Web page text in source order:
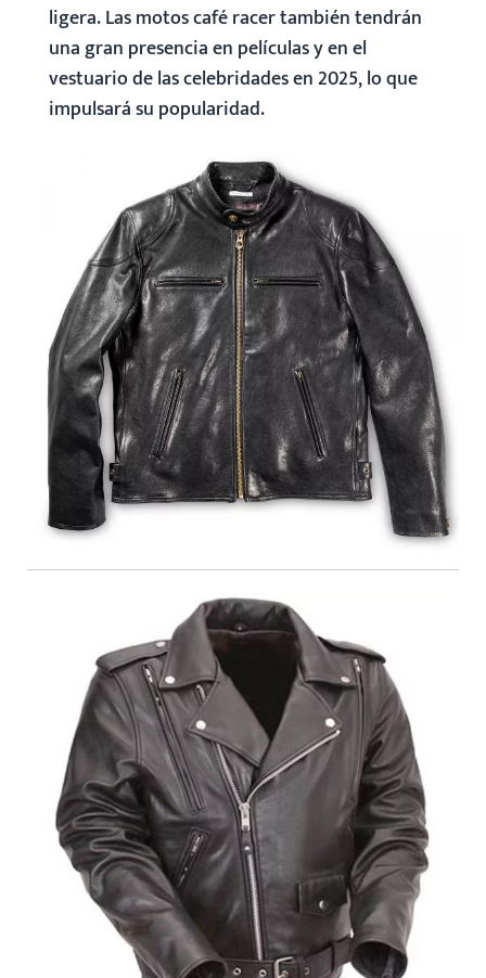
ligera. Las motos café racer también tendrán
una gran presencia en películas y en el
vestuario de las celebridades en 2025, lo que
impulsará su popularidad.